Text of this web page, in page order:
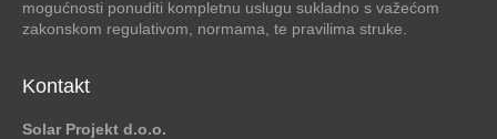
mogućnosti ponuditi kompletnu uslugu sukladno s važećom
zakonskom regulativom, normama, te pravilima struke.
Kontakt
Solar Projekt d.o.o.